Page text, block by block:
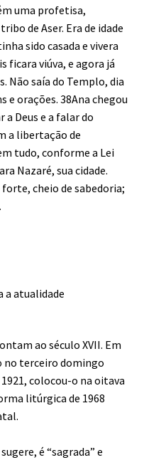
uma profetisa,
de Aser. Era de idade
sido casada e vivera
ficara viúva, e agora já
Não saía do Templo, dia
e orações. 38Ana chegou
Deus e a falar do
a libertação de
tudo, conforme a Lei
Nazaré, sua cidade.
cheio de sabedoria;
a atualidade
ao século XVII. Em
no terceiro domingo
colocou-o na oitava
litúrgica de 1968
é “sagrada” e